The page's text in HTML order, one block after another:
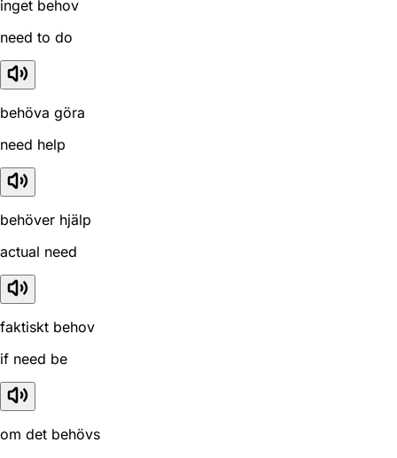
inget behov
need to do
behöva göra
need help
behöver hjälp
actual need
faktiskt behov
if need be
om det behövs